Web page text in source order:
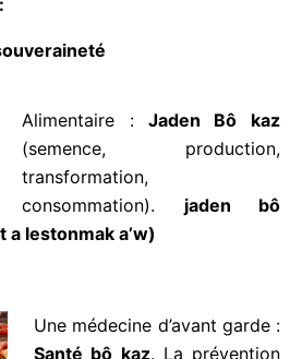
de la non dépendance
transformation,
consommation).jaden bô